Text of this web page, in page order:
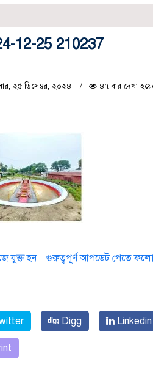
12-25 210237
২৫ ডিসেম্বর, ২০২৪ ৪৭ বার দেখা
যুক্ত হন – গুরুত্বপূর্ণ আপডেট পেতে
Digg Linkedin